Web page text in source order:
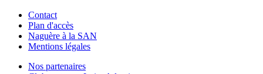
Contact
Plan d'accès
Naguère à la SAN
Mentions légales
Nos partenaires